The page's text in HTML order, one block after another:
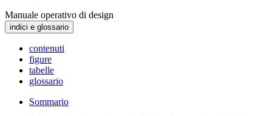
Manuale operativo di design
indici e glossario
contenuti
figure
tabelle
glossario
Sommario